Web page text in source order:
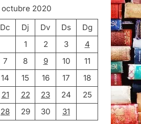
octubre 2020
Dc Dj Dv Ds
Dg
1
2 3
4
7 8 9 10
11
14 15 16 17
18
21 22 23 24
25
28 29 30
31